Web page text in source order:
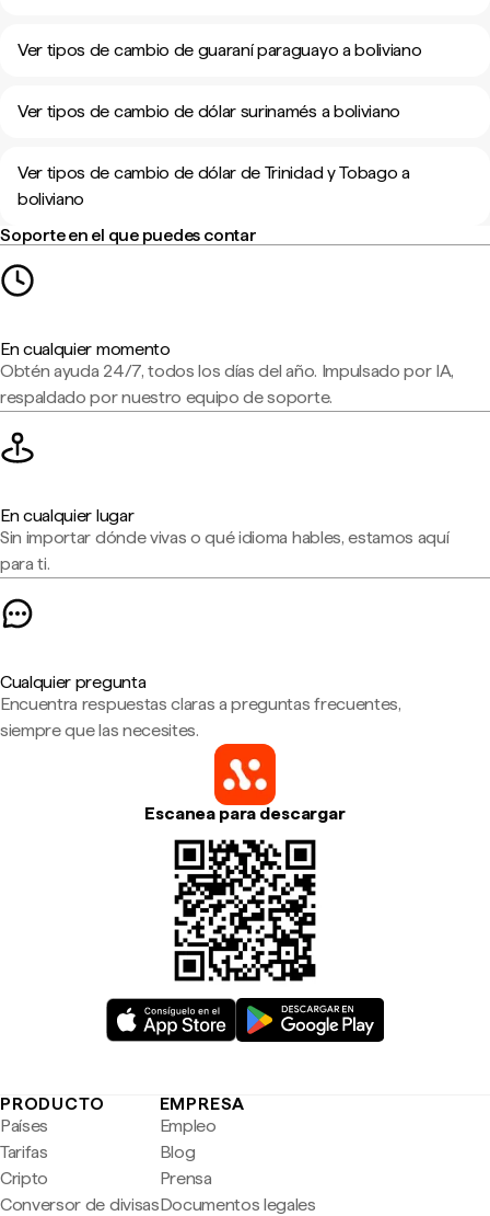
Ver tipos de cambio de guaraní paraguayo a boliviano
Ver tipos de cambio de dólar surinamés a boliviano
Ver tipos de cambio de dólar de Trinidad y Tobago a
boliviano
Soporte en el que puedes contar
En cualquier momento
Obtén ayuda 24/7, todos los días del año. Impulsado por IA,
respaldado por nuestro equipo de soporte.
En cualquier lugar
Sin importar dónde vivas o qué idioma hables, estamos aquí
para ti.
Cualquier pregunta
Encuentra respuestas claras a preguntas frecuentes,
siempre que las necesites.
Escanea para descargar
PRODUCTO
Países
Tarifas
Cripto
Conversor de divisas
EMPRESA
Empleo
Blog
Prensa
Documentos legales